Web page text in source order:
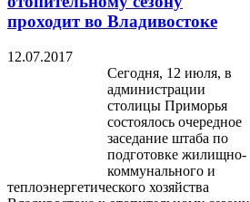
проходит во Владивостоке
12.07.2017
Сегодня, 12 июля, в
администрации
столицы Приморья
состоялось очередное
заседание штаба по
подготовке жилищно-
коммунального и
теплоэнергетического хозяйства